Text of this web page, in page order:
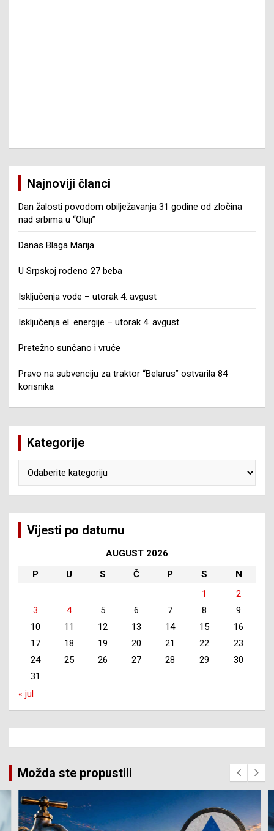
Najnoviji članci
Dan žalosti povodom obilježavanja 31 godine od zločina
nad srbima u “Oluji”
Danas Blaga Marija
U Srpskoj rođeno 27 beba
Isključenja vode – utorak 4. avgust
Isključenja el. energije – utorak 4. avgust
Pretežno sunčano i vruće
Pravo na subvenciju za traktor “Belarus” ostvarila 84
korisnika
Kategorije
Vijesti po datumu
AUGUST 2026
P
U S Č P S
N
1
2
3
4 5 6 7 8
9
10
11 12 13 14 15
16
17
18 19 20 21 22
23
24
25 26 27 28 29
30
31
« jul
Možda ste propustili